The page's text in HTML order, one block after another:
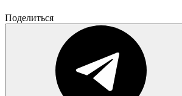
Поделиться